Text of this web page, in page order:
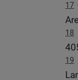
17
18
19